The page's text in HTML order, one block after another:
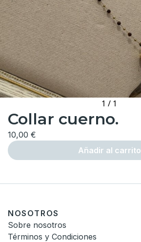
1 / 1
Collar cuerno.
10,00 €
Añadir al carrito
NOSOTROS
Sobre nosotros
Términos y Condiciones